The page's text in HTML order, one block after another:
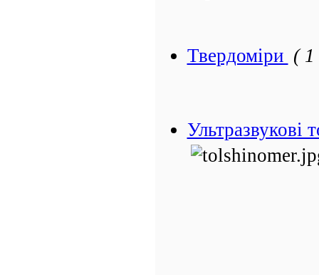
Твердоміри (
Ультразвукові